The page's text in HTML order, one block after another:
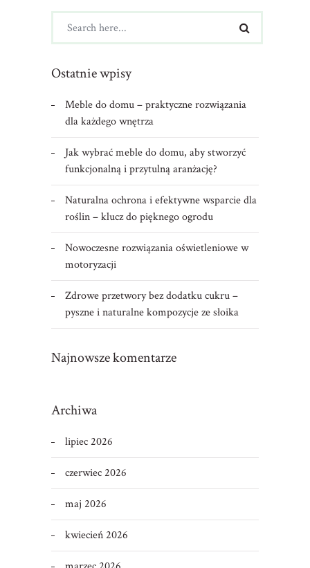
Ostatnie wpisy
Meble do domu – praktyczne rozwiązania
dla każdego wnętrza
Jak wybrać meble do domu, aby stworzyć
funkcjonalną i przytulną aranżację?
Naturalna ochrona i efektywne wsparcie dla
roślin – klucz do pięknego ogrodu
Nowoczesne rozwiązania oświetleniowe w
motoryzacji
Zdrowe przetwory bez dodatku cukru –
pyszne i naturalne kompozycje ze słoika
Najnowsze komentarze
Archiwa
lipiec 2026
czerwiec 2026
maj 2026
kwiecień 2026